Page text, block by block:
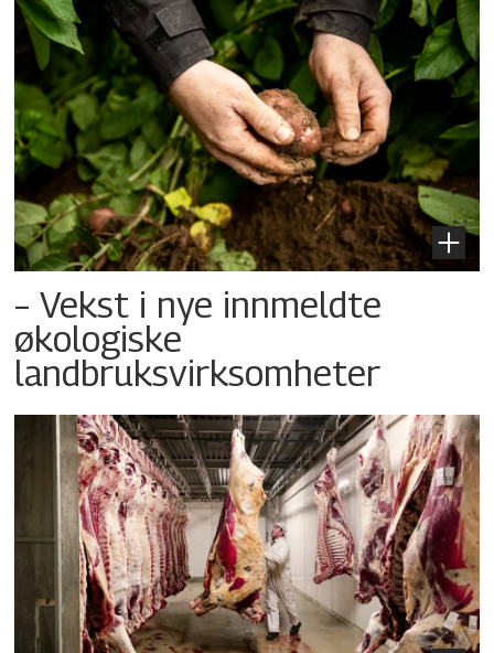
– Vekst i nye innmeldte
økologiske
landbruksvirksomheter